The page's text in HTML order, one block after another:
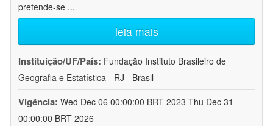
pretende-se ...
leia mais
Instituição/UF/País: Fundação Instituto Brasileiro de
Geografia e Estatística - RJ - Brasil
Vigência: Wed Dec 06 00:00:00 BRT 2023-Thu Dec 31
00:00:00 BRT 2026